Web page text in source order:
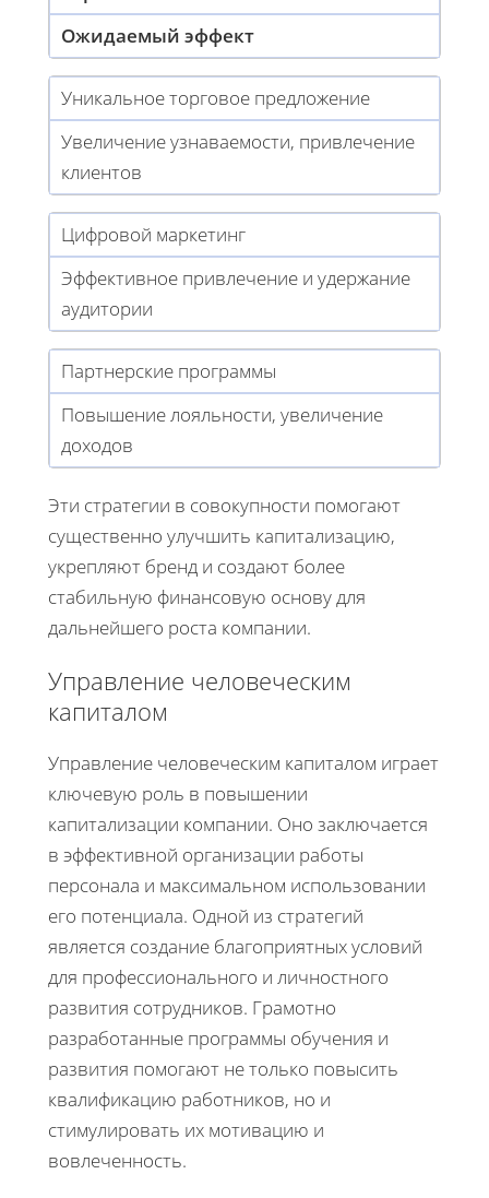
Ожидаемый эффект
Уникальное торговое предложение
Увеличение узнаваемости, привлечение
клиентов
Цифровой маркетинг
Эффективное привлечение и удержание
аудитории
Партнерские программы
Повышение лояльности, увеличение
доходов
Эти стратегии в совокупности помогают
существенно улучшить капитализацию,
укрепляют бренд и создают более
стабильную финансовую основу для
дальнейшего роста компании.
Управление человеческим
капиталом
Управление человеческим капиталом играет
ключевую роль в повышении
капитализации компании. Оно заключается
в эффективной организации работы
персонала и максимальном использовании
его потенциала. Одной из стратегий
является создание благоприятных условий
для профессионального и личностного
развития сотрудников. Грамотно
разработанные программы обучения и
развития помогают не только повысить
квалификацию работников, но и
стимулировать их мотивацию и
вовлеченность.